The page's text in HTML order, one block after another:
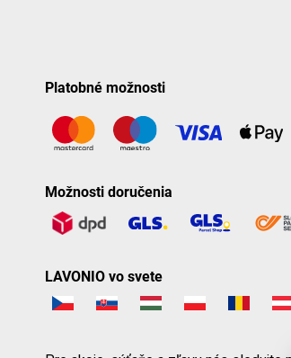
Platobné možnosti
Možnosti doručenia
LAVONIO vo svete